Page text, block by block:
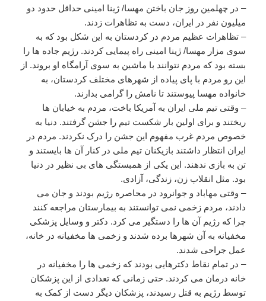
– در چهلمین روز جان باختن مهسا/ ژینا امینی حداقل حدود دو
میلیون نفر در ایران، دست به تظاهرات زدند.
– تظاهرات عظیم مردم در کردستان به این شکل بود که به
سوی مزار مهسا/ ژینا امینی راه پیمایی کردند. رژیم جاده ها را
بسته بود که مردم نتوانند با ماشین به سوی آرامگاه او بروند. از
این رو مردم با پای پیاده از شهرهای مختلف کردستان، به
خانواده مهسا پیوستند تا نامش را گرامی بدارند.
– وقتی تیم ملی ایران به آمریکا باخت، مردم به خیابان ها
ریختند و برای اولین بار شکست تیم را جشن گرفتند. دنیا به
خصوص مردم غرب مفهوم این جشن را درک نکردند. مردم در
ایران انتظار داشتند بازیکنان تیم ملی در کنار آن ها بایستند و
تن به بازی ندهند. این یکی از همبستگی های بی نظیر در دنیا
بود. مثل انقلاب زن، زندگی، آزادی.
– وقتی مهاباد و جوانرود در محاصره رژیم بودند و جان می
دادند، مردم زخمی نمی توانستند به بیمارستان مراجعه کنند
چرا که رژیم آن ها را دستگیر می کرد. دکتر و وسایل پزشکی
مخفیانه به آن شهرها برده شدند و زخمی ها مخفیانه در خانه،
عمل جراحی شدند.
– در تمام نقاط دکترهایی بودند که زخمی ها را مخفیانه در
خانه درمان می کردند. حتی زمانی که تعدادی از این پزشکان
توسط رژیم به قتل رسیدند، پزشکان دیگر دست از کمک به